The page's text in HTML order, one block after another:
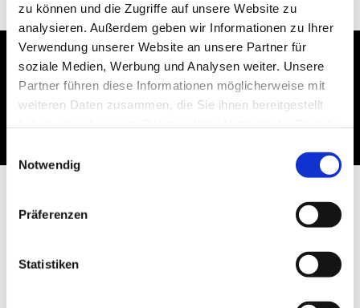
zu können und die Zugriffe auf unsere Website zu
analysieren. Außerdem geben wir Informationen zu Ihrer
Verwendung unserer Website an unsere Partner für
soziale Medien, Werbung und Analysen weiter. Unsere
Partner führen diese Informationen möglicherweise mit
weiteren Daten zusammen, die Sie ihnen bereitgestellt
Notwendig
Präferenzen
Statistiken
Dies könnte Sie auch
interessieren